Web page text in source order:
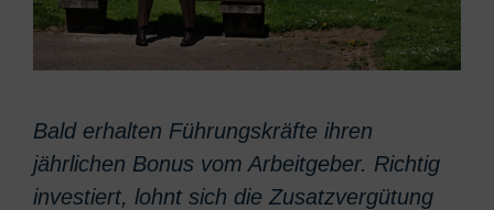
Bald erhalten Führungskräfte ihren
jährlichen Bonus vom Arbeitgeber. Richtig
investiert, lohnt sich die Zusatzvergütung